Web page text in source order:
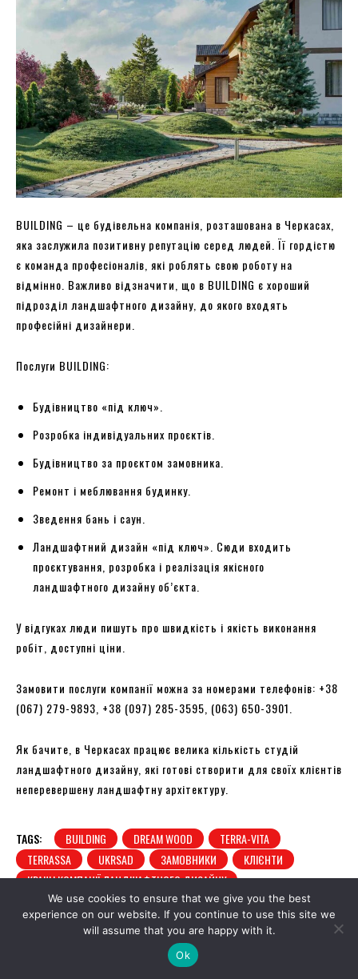
BUILDING – це будівельна компанія, розташована в Черкасах,
яка заслужила позитивну репутацію серед людей. Її гордістю
є команда професіоналів, які роблять свою роботу на
відмінно. Важливо відзначити, що в BUILDING є хороший
підрозділ ландшафтного дизайну, до якого входять
професійні дизайнери.
Послуги BUILDING:
Будівництво «під ключ».
Розробка індивідуальних проєктів.
Будівництво за проєктом замовника.
Ремонт і меблювання будинку.
Зведення бань і саун.
Ландшафтний дизайн «під ключ». Сюди входить
проєктування, розробка і реалізація якісного
ландшафтного дизайну об’єкта.
У відгуках люди пишуть про швидкість і якість виконання
робіт, доступні ціни.
Замовити послуги компанії можна за номерами телефонів: +38
(067) 279-9893, +38 (097) 285-3595, (063) 650-3901.
Як бачите, в Черкасах працює велика кількість студій
ландшафтного дизайну, які готові створити для своїх клієнтів
неперевершену ландшафтну архітектуру.
TAGS: BUILDING DREAM WOOD
TERRA-VITA
TERRASSA
UKRSAD ЗАМОВНИКИ
КЛІЄНТИ
КРАЩІ КОМПАНІЇ ЛАНДШАФТНОГО ДИЗАЙНУ
ЛАНДШАФТНИЙ ДИЗАЙН У ЧЕРКАСАХ
МАЙСТЕРНЯ САДОВИХ МИСТЕЦТВ
ОСНОВНІ СТИЛІ ЛАНДШАФТНОГО ДИЗАЙНУ
ПЕРЕВАГИ ЛАНДШАФТНОГО ДИЗАЙНУ
We use cookies to ensure that we give you the best
experience on our website. If you continue to use this site we
will assume that you are happy with it.
Ok